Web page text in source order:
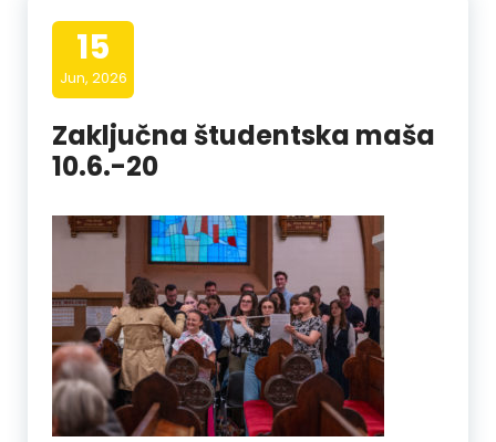
15
Jun, 2026
Zaključna študentska maša
10.6.-20